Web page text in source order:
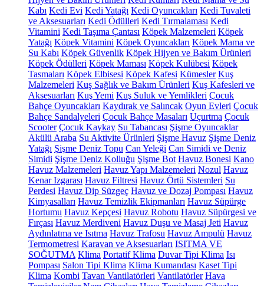
Kabı Kedi Evi Kedi Yatağı Kedi Oyuncakları Kedi Tuvaleti
ve Aksesuarları Kedi Ödülleri Kedi Tırmalaması Kedi
Vitamini Kedi Taşıma Çantası Köpek Malzemeleri Köpek
Yatağı Köpek Vitamini Köpek Oyuncakları Köpek Mama ve
Su Kabı Köpek Güvenlik Köpek Hijyen ve Bakım Ürünleri
Köpek Ödülleri Köpek Maması Köpek Kulübesi Köpek
Tasmaları Köpek Elbisesi Köpek Kafesi Kümesler Kuş
Malzemeleri Kuş Sağlık ve Bakım Ürünleri Kuş Kafesleri ve
Aksesuarları Kuş Yemi Kuş Suluk ve Yemlikleri Çocuk
Bahçe Oyuncakları Kaydırak ve Salıncak Oyun Evleri Çocuk
Bahçe Sandalyeleri Çocuk Bahçe Masaları Uçurtma Çocuk
Scooter Çocuk Kaykay Su Tabancası Şişme Oyuncaklar
Akülü Araba Su Aktivite Ürünleri Şişme Havuz Şişme Deniz
Yatağı Şişme Deniz Topu Can Yeleği Can Simidi ve Deniz
Simidi Şişme Deniz Kolluğu Şişme Bot Havuz Bonesi Kano
Havuz Malzemeleri Havuz Yapı Malzemeleri Nozul Havuz
Kenar Izgarası Havuz Filtresi Havuz Örtü Sistemleri Su
Perdesi Havuz Dip Süzgeç Havuz ve Dozaj Pompası Havuz
Kimyasalları Havuz Temizlik Ekipmanları Havuz Süpürge
Hortumu Havuz Kepçesi Havuz Robotu Havuz Süpürgesi ve
Fırçası Havuz Merdiveni Havuz Duşu ve Masaj Jeti Havuz
Aydınlatma ve Isıtma Havuz Trafosu Havuz Ampulü Havuz
Termometresi Karavan ve Aksesuarları ISITMA VE
SOĞUTMA Klima Portatif Klima Duvar Tipi Klima Isı
Pompası Salon Tipi Klima Klima Kumandası Kaset Tipi
Klima Kombi Tavan Vantilatörleri Vantilatörler Hava